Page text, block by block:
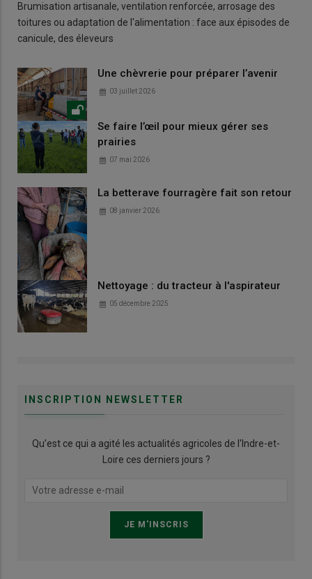
Brumisation artisanale, ventilation renforcée, arrosage des
toitures ou adaptation de l'alimentation : face aux épisodes de
canicule, des éleveurs
Une chèvrerie pour préparer l’avenir
03 juillet 2026
Se faire l’œil pour mieux gérer ses
prairies
07 mai 2026
La betterave fourragère fait son retour
08 janvier 2026
Nettoyage : du tracteur à l'aspirateur
05 décembre 2025
INSCRIPTION NEWSLETTER
Qu’est ce qui a agité les actualités agricoles de l'Indre-et-
Loire ces derniers jours ?